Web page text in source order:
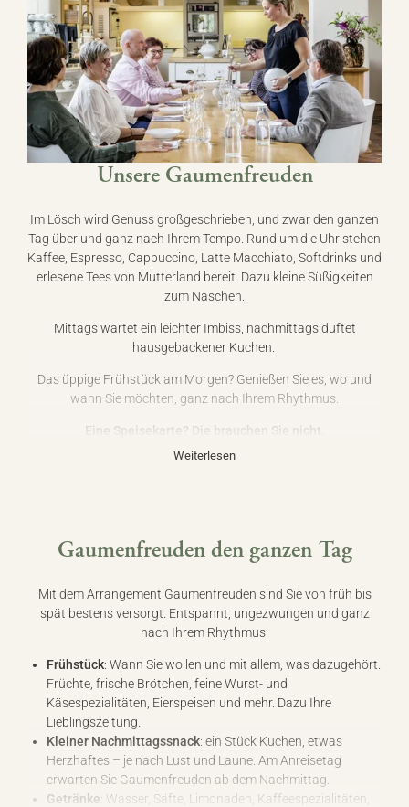
Unsere Gaumenfreuden
Im Lösch wird Genuss großgeschrieben, und zwar den ganzen
Tag über und ganz nach Ihrem Tempo. Rund um die Uhr stehen
Kaffee, Espresso, Cappuccino, Latte Macchiato, Softdrinks und
erlesene Tees von Mutterland bereit. Dazu kleine Süßigkeiten
zum Naschen.
Mittags wartet ein leichter Imbiss, nachmittags duftet
hausgebackener Kuchen.
Das üppige Frühstück am Morgen? Genießen Sie es, wo und
wann Sie möchten, ganz nach Ihrem Rhythmus.
Eine Speisekarte? Die brauchen Sie nicht.
Stattdessen erwartet Sie jeden Abend ein
Vorlieben
. Und falls Sie dem Koch einmal über die Schulter
schauen oder sogar selbst zum Kochlöffel greifen wollen – nur
nicht nur Gast, sondern ein Teil der Gemeinschaft.
Weiterlesen
Gaumenfreuden den ganzen Tag
Mit dem Arrangement Gaumenfreuden sind Sie von früh bis
spät bestens versorgt. Entspannt, ungezwungen und ganz
nach Ihrem Rhythmus.
Frühstück: Wann Sie wollen und mit allem, was dazugehört.
Früchte, frische Brötchen, feine Wurst- und
Käsespezialitäten, Eierspeisen und mehr. Dazu Ihre
Lieblingszeitung.
Kleiner Nachmittagssnack: ein Stück Kuchen, etwas
Herzhaftes – je nach Lust und Laune. Am Anreisetag
erwarten Sie Gaumenfreuden ab dem Nachmittag.
Getränke: Wasser, Säfte, Limonaden, Kaffeespezialitäten,